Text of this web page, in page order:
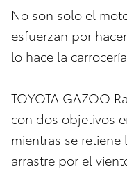
No son solo el
esfuerzan por
lo hace la
TOYOTA GAZOO
con dos objetivos
mientras se retiene
arrastre por el